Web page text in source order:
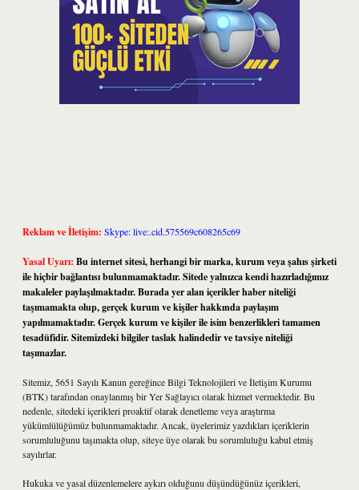
Reklam ve İletişim: Skype: live:.cid.575569c608265c69
Yasal Uyarı: Bu internet sitesi, herhangi bir marka, kurum veya şahıs şirketi
ile hiçbir bağlantısı bulunmamaktadır. Sitede yalnızca kendi hazırladığımız
makaleler paylaşılmaktadır. Burada yer alan içerikler haber niteliği
taşımamakta olup, gerçek kurum ve kişiler hakkında paylaşım
yapılmamaktadır. Gerçek kurum ve kişiler ile isim benzerlikleri tamamen
tesadüfidir. Sitemizdeki bilgiler taslak halindedir ve tavsiye niteliği
taşımazlar.
Sitemiz, 5651 Sayılı Kanun gereğince Bilgi Teknolojileri ve İletişim Kurumu
(BTK) tarafından onaylanmış bir Yer Sağlayıcı olarak hizmet vermektedir. Bu
nedenle, sitedeki içerikleri proaktif olarak denetleme veya araştırma
yükümlülüğümüz bulunmamaktadır. Ancak, üyelerimiz yazdıkları içeriklerin
sorumluluğunu taşımakta olup, siteye üye olarak bu sorumluluğu kabul etmiş
sayılırlar.
Hukuka ve yasal düzenlemelere aykırı olduğunu düşündüğünüz içerikleri,